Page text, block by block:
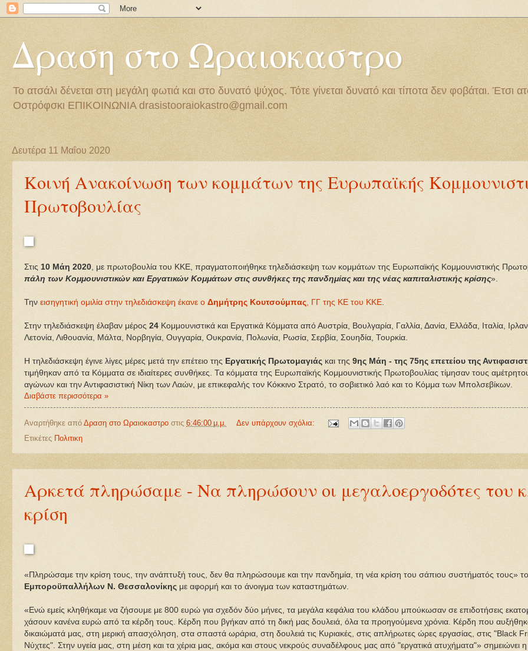
Δραση στο Ωραιοκαστρο
Το ατσάλι δένεται στη μεγάλη φωτιά και στο δυνατό ψύχος. Τότε γίνεται δυνατό και τίποτα δεν φοβάται. Έτσι
Οστρόφσκι EΠIKOIΝΩΝΙΑ drasistooraiokastro@gmail.com
Δευτέρα 11 Μαΐου 2020
Κοινή Ανακοίνωση των κομμάτων της Ευρωπαϊκής
Πρωτοβουλίας
Στις 10 Μάη 2020 , με πρωτοβουλία του ΚΚΕ, πραγματοποιήθηκε τηλεδιάσκεψη των κομμάτων της Ευρωπαϊκής Κομμουνιστικής
πάλη των Κομμουνιστικών και Εργατικών Κομμάτων στις συνθήκες της πανδημίας και της νέας καπιταλιστικής κρίσης».
Την εισηγητική ομιλία στην τηλεδιάσκεψη έκανε ο Δημήτρης Κουτσούμπας , ΓΓ της ΚΕ του ΚΚΕ
Στην τηλεδιάσκεψη έλαβαν μέρος 24 Κομμουνιστικά και Εργατικά Κόμματα από Αυστρία, Βουλγαρία, Γαλλία, Δανία, Ελλάδα, Ιταλία,
Λετονία, Λιθουανία, Μάλτα, Νορβηγία, Ουγγαρία, Ουκρανία, Πολωνία, Ρωσία, Σερβία, Σουηδία, Τουρκία.
Η τηλεδιάσκεψη έγινε λίγες μέρες μετά την επέτειο της Εργατικής Πρωτομαγιάς και της 9ης Μάη - της 75ης επετείου της
τιμήθηκαν από τα Κόμματα σε ιδιαίτερες συνθήκες. Τα κόμματα της Ευρωπαϊκής Κομμουνιστικής Πρωτοβουλίας τίμησαν τους
αγώνων και την Αντιφασιστική Νίκη των Λαών, με επικεφαλής τον Κόκκινο Στρατό, το σοβιετικό λαό και το Κόμμα των Μπολσεβίκων.
Διαβάστε περισσότερα »
Αναρτήθηκε από Δραση στο Ωραιοκαστρο στις 6:46:00 μ.μ.
Δεν υπάρχουν σχόλια:
Ετικέτες Πολιτικη
Αρκετά πληρώσαμε - Να πληρώσουν οι μεγαλοεργοδότες του
κρίση
«Πληρώσαμε την κρίση τους, την ανάπτυξή τους, δεν θα πληρώσουμε και την πανδημία, τη νέα κρίση του σάπιου συστήματός τους»
Εμποροϋπαλλήλων Ν. Θεσσαλονίκης με αφορμή και το άνοιγμα των καταστημάτων.
«Ενώ εμείς κληθήκαμε να ζήσουμε με 800 ευρώ για σχεδόν δύο μήνες, τα μεγάλα κεφάλια του κλάδου μπούκωσαν σε επιδοτήσεις
χάσουν κανένα ευρώ από τα κέρδη τους. Κέρδη που βγήκαν από τη δική μας δουλειά, όλα τα προηγούμενα χρόνια. Κέρδη που
δικαιώματά μας, στη μερική απασχόληση, στα σπαστά ωράρια, στη δουλειά τις Κυριακές, στις απλήρωτες ώρες εργασίας, στις "Black
Νύχτες". Στην υγεία μας, στη μέση και τα χέρια μας, ακόμα και στους νεκρούς συναδέλφους μας από "εργατικά ατυχήματα"» σημειώνει